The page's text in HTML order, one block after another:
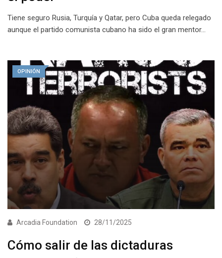
Tiene seguro Rusia, Turquía y Qatar, pero Cuba queda relegado
aunque el partido comunista cubano ha sido el gran mentor…
OPINIÓN
Arcadia Foundation 28/11/2025
Cómo salir de las dictaduras